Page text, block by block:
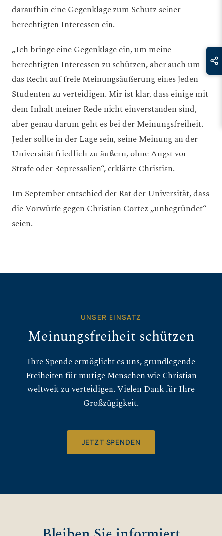
daraufhin eine Gegenklage zum Schutz seiner
berechtigten Interessen ein.
„Ich bringe eine Gegenklage ein, um meine
berechtigten Interessen zu schützen, aber auch um
das Recht auf freie Meinungsäußerung eines jeden
Studenten zu verteidigen. Mir ist klar, dass einige mit
dem Inhalt meiner Rede nicht einverstanden sind,
aber genau darum geht es bei der Meinungsfreiheit.
Jeder sollte in der Lage sein, seine Meinung an der
Universität friedlich zu äußern, ohne Angst vor
Strafe oder Repressalien“, erklärte Christian.
Im September entschied der Rat der Universität, dass
die Vorwürfe gegen Christian Cortez „unbegründet“
seien.
UNSER EINSATZ
Meinungsfreiheit schützen
Ihre Spende ermöglicht es uns, grundlegende
Freiheiten für mutige Menschen wie Christian
weltweit zu verteidigen. Vielen Dank für Ihre
Großzügigkeit.
JETZT SPENDEN